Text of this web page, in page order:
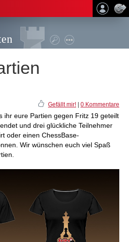
Gefällt mir! 0 Kommentare
ihr eure Partien gegen Fritz 19 geteilt
und drei glückliche Teilnehmer
oder einen ChessBase-
Wir wünschen euch viel Spaß